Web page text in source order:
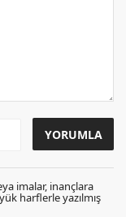
imalar, inançlara
harflerle yazılmış